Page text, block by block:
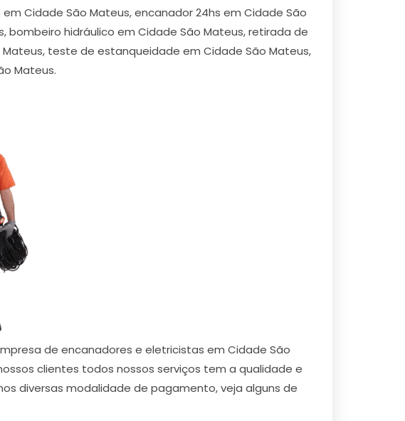
Cidade São Mateus, encanador 24hs em Cidade São
bombeiro hidráulico em Cidade São Mateus, retirada de
teste de estanqueidade em Cidade São Mateus,
Mateus.
de encanadores e eletricistas em Cidade São
clientes todos nossos serviços tem a qualidade e
diversas modalidade de pagamento, veja alguns de